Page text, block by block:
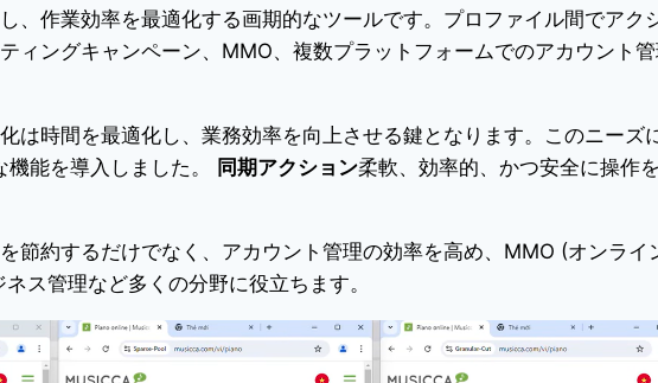
、作業効率を最適化する画期的なツールです。プロファイル間でアク
ィングキャンペーン、MMO、複数プラットフォームでのアカウント
は時間を最適化し、業務効率を向上させる鍵となります。このニーズ
能を導入しました。 同期アクション柔軟、効率的、かつ安全に操作
節約するだけでなく、アカウント管理の効率を高め、MMO (オンライ
ス管理など多くの分野に役立ちます。